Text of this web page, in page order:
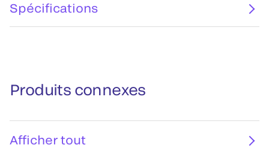
Spécifications
Produits connexes
Afficher tout